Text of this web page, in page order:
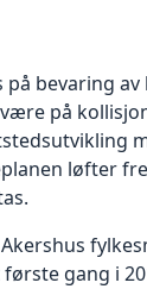
på bevaring
på
løfter
gang i